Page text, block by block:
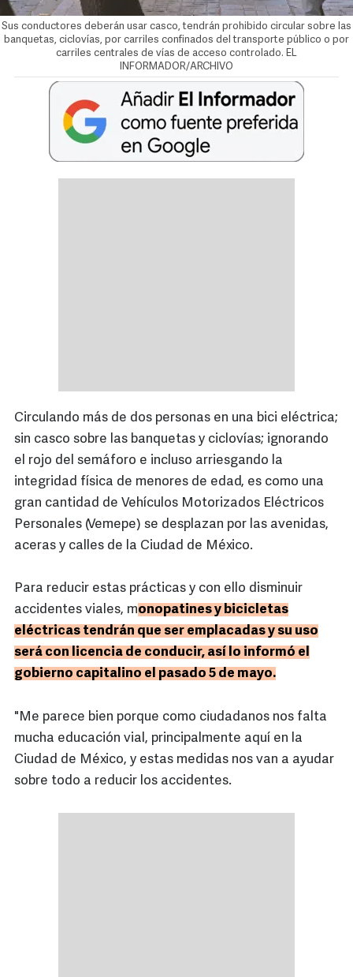
Sus conductores deberán usar casco, tendrán prohibido circular sobre las
banquetas, ciclovías, por carriles confinados del transporte público o por
carriles centrales de vías de acceso controlado. EL
INFORMADOR/ARCHIVO
Circulando más de dos personas en una bici eléctrica;
sin casco sobre las banquetas y ciclovías; ignorando
el rojo del semáforo e incluso arriesgando la
integridad física de menores de edad, es como una
gran cantidad de Vehículos Motorizados Eléctricos
Personales (Vemepe) se desplazan por las avenidas,
aceras y calles de la Ciudad de México.
Para reducir estas prácticas y con ello disminuir
accidentes viales, monopatines y bicicletas
eléctricas tendrán que ser emplacadas y su uso
será con licencia de conducir, así lo informó el
gobierno capitalino el pasado 5 de mayo.
"Me parece bien porque como ciudadanos nos falta
mucha educación vial, principalmente aquí en la
Ciudad de México, y estas medidas nos van a ayudar
sobre todo a reducir los accidentes.